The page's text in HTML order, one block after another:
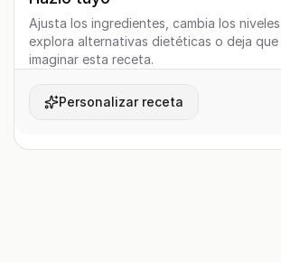
Ajusta los ingredientes, cambia los
explora alternativas dietéticas o deja que
imaginar esta receta.
Personalizar receta